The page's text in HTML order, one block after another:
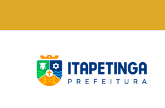
conteúdo